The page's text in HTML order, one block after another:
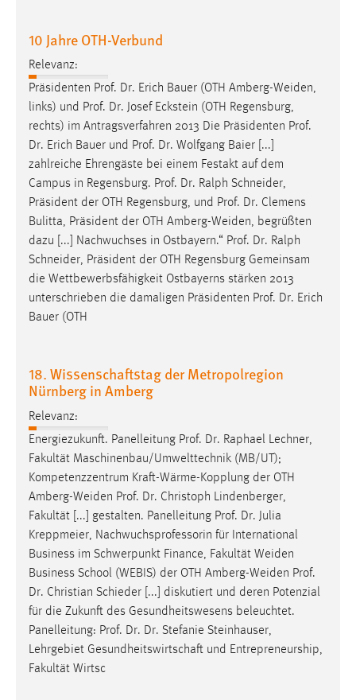
10 Jahre OTH-Verbund
Relevanz:
Präsidenten Prof. Dr. Erich Bauer (OTH Amberg-Weiden,
links) und Prof. Dr. Josef Eckstein (OTH Regensburg,
rechts) im Antragsverfahren 2013 Die Präsidenten Prof.
Dr. Erich Bauer und Prof. Dr. Wolfgang Baier [...]
zahlreiche Ehrengäste bei einem Festakt auf dem
Campus in Regensburg. Prof. Dr. Ralph Schneider,
Präsident der OTH Regensburg, und Prof. Dr. Clemens
Bulitta, Präsident der OTH Amberg-Weiden, begrüßten
dazu [...] Nachwuchses in Ostbayern.“ Prof. Dr. Ralph
Schneider, Präsident der OTH Regensburg Gemeinsam
die Wettbewerbsfähigkeit Ostbayerns stärken 2013
unterschrieben die damaligen Präsidenten Prof. Dr. Erich
Bauer (OTH
18. Wissenschaftstag der Metropolregion
Nürnberg in Amberg
Relevanz:
Energiezukunft. Panelleitung Prof. Dr. Raphael Lechner,
Fakultät Maschinenbau/Umwelttechnik (MB/UT);
Kompetenzzentrum Kraft-Wärme-Kopplung der OTH
Amberg-Weiden Prof. Dr. Christoph Lindenberger,
Fakultät [...] gestalten. Panelleitung Prof. Dr. Julia
Kreppmeier, Nachwuchsprofessorin für International
Business im Schwerpunkt Finance, Fakultät Weiden
Business School (WEBIS) der OTH Amberg-Weiden Prof.
Dr. Christian Schieder [...] diskutiert und deren Potenzial
für die Zukunft des Gesundheitswesens beleuchtet.
Panelleitung: Prof. Dr. Dr. Stefanie Steinhauser,
Lehrgebiet Gesundheitswirtschaft und Entrepreneurship,
Fakultät Wirtsc
Sprachpräferenz
Name:
site-language-preference
Zweck:
Das Cookie speichert die gewählte Sprache der Website.
Cookie Laufzeit:
30 Tage
Chat
Name:
MibewSessionID, MIBEW_UserID, mibew_locale, mibew-
chat-frame-style-5e9dbeb1811c0446
Wird benötigt um die Chatfunktion nutzen zu können.
Cookie Laufzeit:
MibewSessionID, mibew-chat-frame-style-
5e9dbeb1811c0446 = Sitzungslaufzeit, mibew_locale = 3
Jahre, MIBEW_UserID = 1 Jahr
Login
Name:
fe_user, be_user, be_lastLoginProvider
Zweck:
Dieser Cookie ist notwendig um sich an der Website
einloggen zu können.
Cookie Laufzeit:
24 Stunden